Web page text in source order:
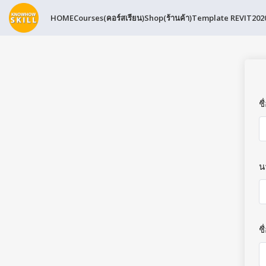
HOMECourses(คอร์สเรียน)Shop(ร้านค้า)Template